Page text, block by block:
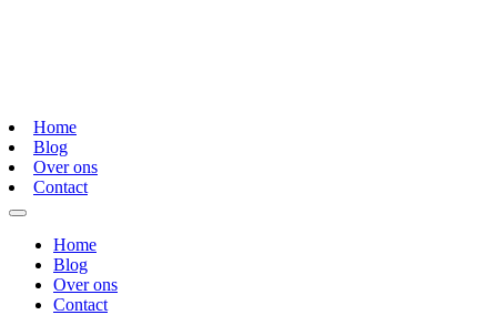
Home
Blog
Over ons
Contact
Home
Blog
Over ons
Contact